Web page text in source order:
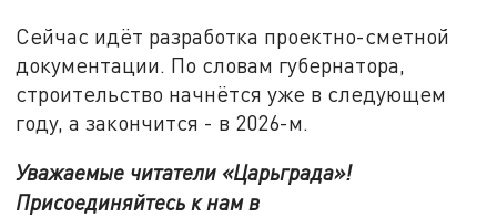
Сейчас идёт разработка проектно-сметной
документации. По словам губернатора,
строительство начнётся уже в следующем
году, а закончится - в 2026-м.
Уважаемые читатели «Царьграда»!
Присоединяйтесь к нам в